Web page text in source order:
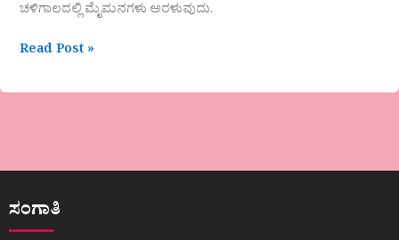
ಚಳಿಗಾಲದಲ್ಲಿ ಮೈಮನಗಳು ಅರಳುವುದು.
Read Post »
ಸಂಗಾತಿ